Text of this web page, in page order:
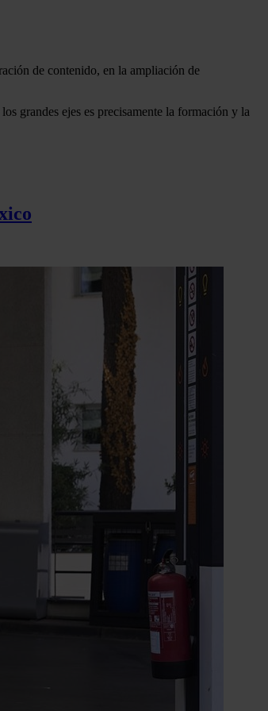
de contenido, en la ampliación de
grandes ejes es precisamente la formación y la